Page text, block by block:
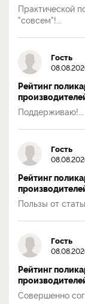
Практической
"совсем"!...
Гость
Рейтинг
Поддерживаю!...
Гость
Рейтинг
Пользы от
Гость
Рейтинг
Совершенно